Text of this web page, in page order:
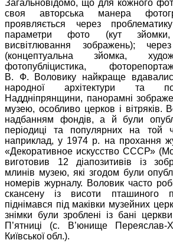
Загальновідомо, що для кожного
своя авторська манера
проявляється через проблематику
параметри фото (кут
висвітлювання зображень);
(концептуальна зйомка,
фотопубліцистика,
В. Ф. Воловику найкраще
народної архітектури та
Наддніпрянщини, панорамні
музею, особливо церков і
надбанням фондів, а й були
періодиці та популярних на той
наприклад, у 1974 р. на прохання
«Декоративное искусство СССР»
виготовив 12 діапозитивів із
млинів музею, які згодом були
номерів журналу. Воловик часто
скансену із висоти пташиного
піднімався під маківки музейних
знімки були зроблені із бані
П’ятниці (с. В’юнище Переяслав-
Київської обл.).